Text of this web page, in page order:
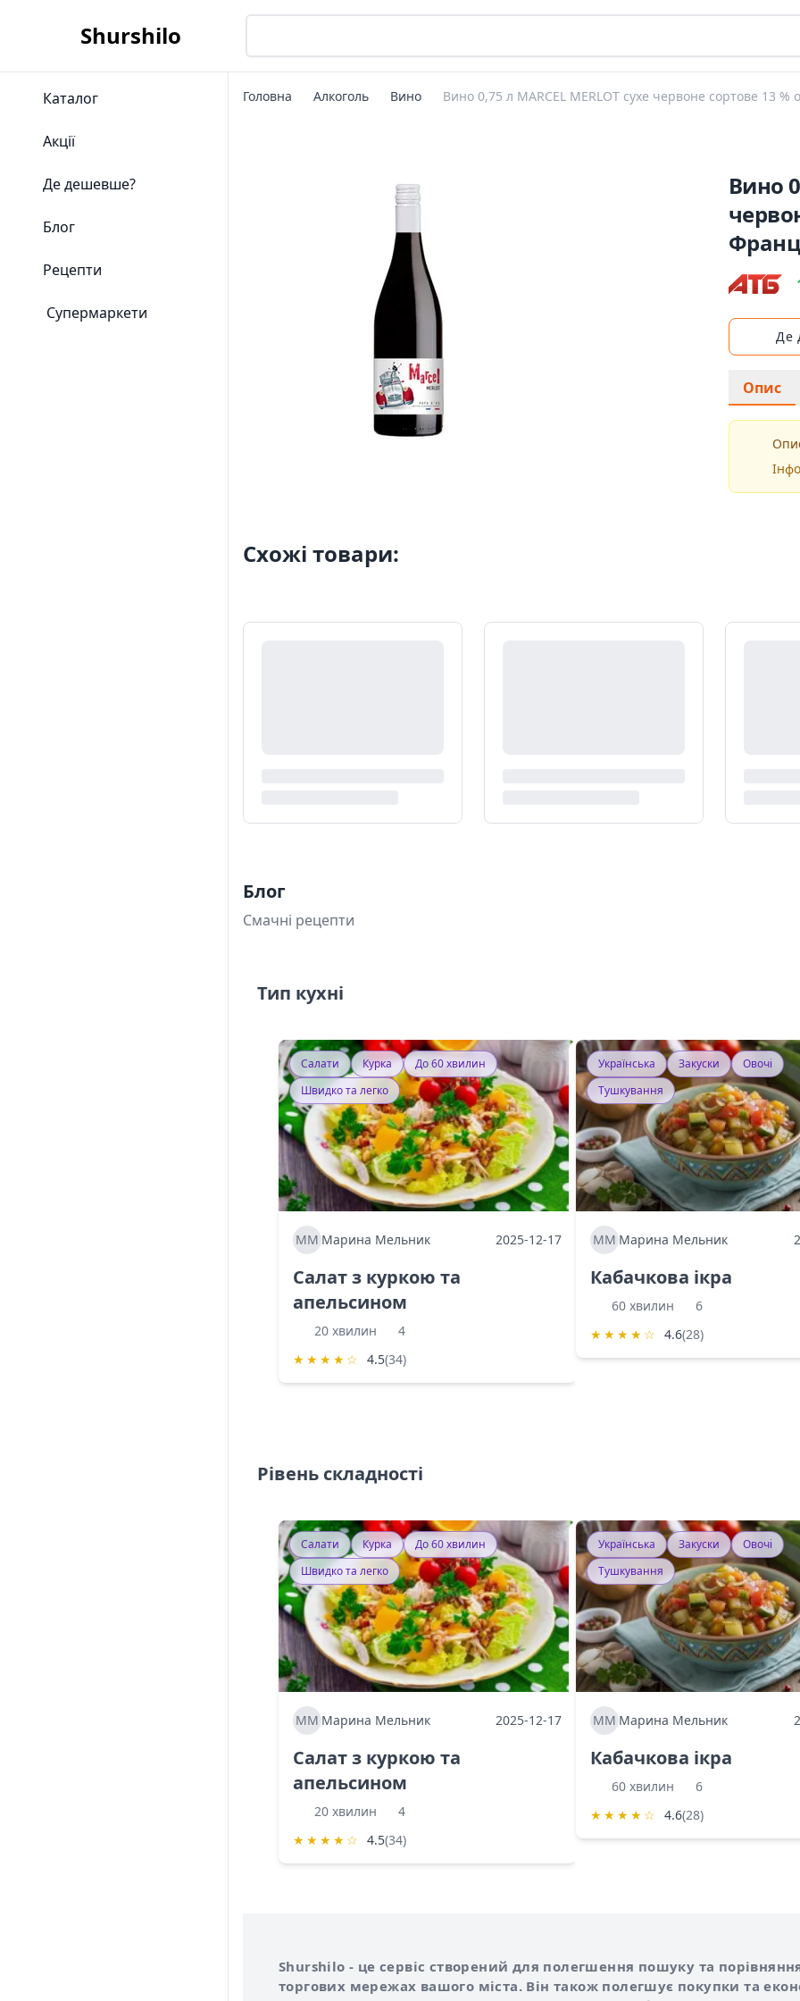
Shurshilo
Каталог
Акції
Де дешевше?
Блог
Рецепти
Супермаркети
Головна Алкоголь Вино Вино 0,75 л MARCEL MERLOT сухе червоне сортове 13 %
Вино
Де
Опис
Схожі товари:
Блог
Смачні рецепти
Тип кухні
Салати Курка
До 60 хвилин
Швидко та легко
ММ Марина Мельник 2025-12-17
Салат з куркою та
апельсином
20 хвилин
4
★ ★ ★ ★ ☆ 4.5(34)
Українська Закуски
Овочі
Тушкування
ММ Марина Мельник
Кабачкова ікра
60 хвилин
6
★ ★ ★ ★ ☆ 4.6(28)
Рівень складності
Салати Курка
До 60 хвилин
Швидко та легко
ММ Марина Мельник 2025-12-17
Салат з куркою та
апельсином
20 хвилин
4
★ ★ ★ ★ ☆ 4.5(34)
Українська Закуски
Овочі
Тушкування
ММ Марина Мельник
Кабачкова ікра
60 хвилин
6
★ ★ ★ ★ ☆ 4.6(28)
Про сервіс Shurshilo
Shurshilo - це сервіс створений для полегшення пошуку та
торгових мережах вашого міста. Він також полегшує покупки та